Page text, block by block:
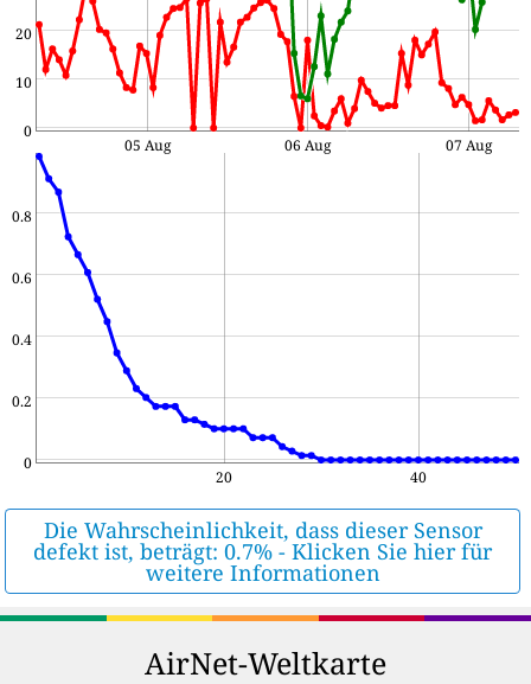
0
10
20
05 Aug 06 Aug 07 Aug
0
0.2
0.4
0.6
0.8
20 40
Die Wahrscheinlichkeit, dass dieser Sensor
defekt ist, beträgt: 0.7% - Klicken Sie hier für
weitere Informationen
AirNet-Weltkarte